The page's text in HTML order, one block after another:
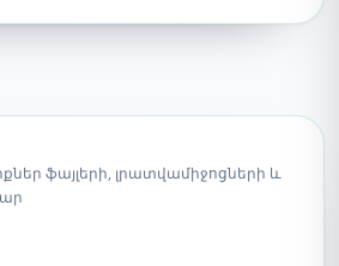
ֆայլերի, լրատվամիջոցների և